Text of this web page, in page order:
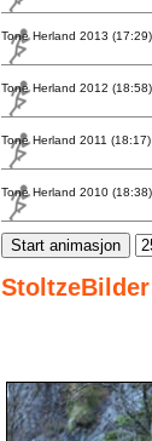
Tone Herland 2013 (17:29)
Tone Herland 2012 (18:58)
Tone Herland 2011 (18:17)
Tone Herland 2010 (18:38)
Start animasjon
StoltzeBilder